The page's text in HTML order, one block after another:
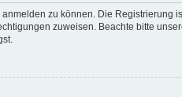
zu können. Die
zuweisen. Beachte bitte